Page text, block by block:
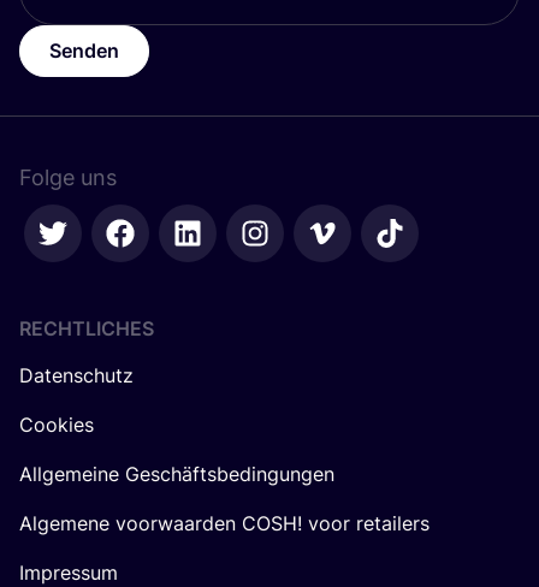
Senden
Folge uns
RECHTLICHES
Datenschutz
Cookies
Allgemeine Geschäftsbedingungen
Algemene voorwaarden COSH! voor retailers
Impressum